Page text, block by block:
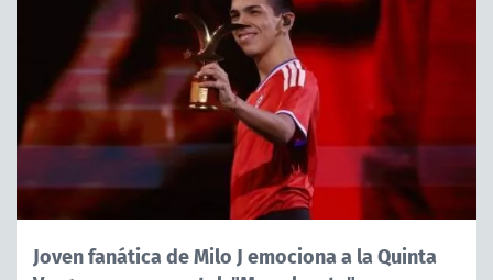
Joven fanática de Milo J emociona a la Quinta